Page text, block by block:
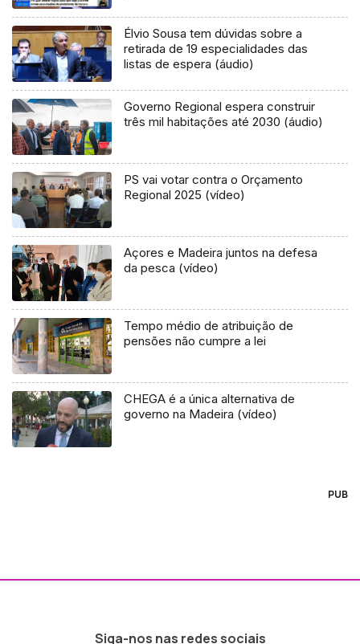
Élvio Sousa tem dúvidas sobre a
retirada de 19 especialidades das
listas de espera (áudio)
Governo Regional espera construir
três mil habitações até 2030 (áudio)
PS vai votar contra o Orçamento
Regional 2025 (vídeo)
Açores e Madeira juntos na defesa
da pesca (vídeo)
Tempo médio de atribuição de
pensões não cumpre a lei
CHEGA é a única alternativa de
governo na Madeira (vídeo)
PUB
Siga-nos nas redes sociais